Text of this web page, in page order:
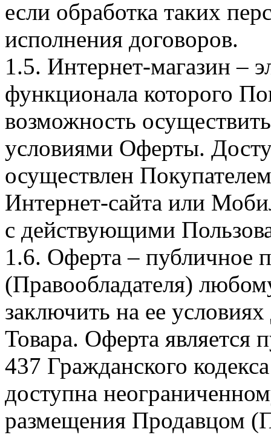
если обработка таких
исполнения договоров.
1.5. Интернет-магазин –
функционала которого
возможность
условиями Оферты.
осуществлен
Интернет-сайта или
с действующими
1.6. Оферта – публичное
(Правообладателя)
заключить на ее
Товара. Оферта является
437 Гражданского
доступна
размещения Продавцом